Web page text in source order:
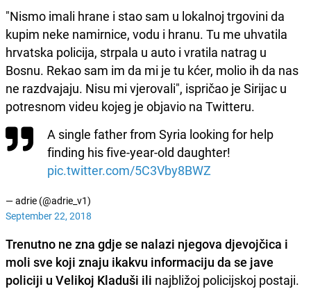
"Nismo imali hrane i stao sam u lokalnoj trgovini da
kupim neke namirnice, vodu i hranu. Tu me uhvatila
hrvatska policija, strpala u auto i vratila natrag u
Bosnu. Rekao sam im da mi je tu kćer, molio ih da nas
ne razdvajaju. Nisu mi vjerovali", ispričao je Sirijac u
potresnom videu kojeg je objavio na Twitteru.
A single father from Syria looking for help
finding his five-year-old daughter!
pic.twitter.com/5C3Vby8BWZ
— adrie (@adrie_v1)
September 22, 2018
Trenutno ne zna gdje se nalazi njegova djevojčica i
moli sve koji znaju ikakvu informaciju da se jave
policiji u Velikoj Kladuši ili najbližoj policijskoj postaji.